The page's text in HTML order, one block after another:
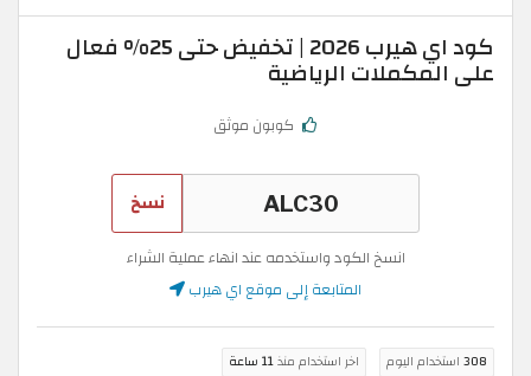
كود اي هيرب 2026 | تخفيض حتى 25% فعال
على المكملات الرياضية
كوبون موثق
نسخ
انسخ الكود واستخدمه عند انهاء عملية الشراء
المتابعة إلى موقع اي هيرب
308 استخدام اليوم اخر استخدام منذ11 ساعة